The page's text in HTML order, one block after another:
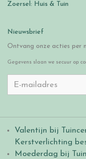
Zoersel: Huis & Tuin
Nieuwsbrief
Ontvang onze acties per
Gegevens slaan we secuur op
Valentijn bij
Kerstverlichting
Moederdag bij